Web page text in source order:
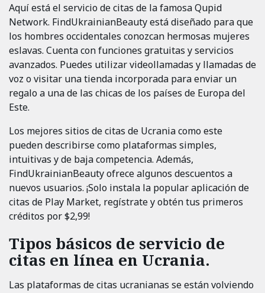
Aquí está el servicio de citas de la famosa Qupid
Network. FindUkrainianBeauty está diseñado para que
los hombres occidentales conozcan hermosas mujeres
eslavas. Cuenta con funciones gratuitas y servicios
avanzados. Puedes utilizar videollamadas y llamadas de
voz o visitar una tienda incorporada para enviar un
regalo a una de las chicas de los países de Europa del
Este.
Los mejores sitios de citas de Ucrania como este
pueden describirse como plataformas simples,
intuitivas y de baja competencia. Además,
FindUkrainianBeauty ofrece algunos descuentos a
nuevos usuarios. ¡Solo instala la popular aplicación de
citas de Play Market, regístrate y obtén tus primeros
créditos por $2,99!
Tipos básicos de servicio de
citas en línea en Ucrania.
Las plataformas de citas ucranianas se están volviendo